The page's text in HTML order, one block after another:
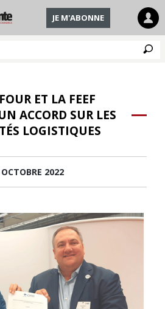
JE M'ABONNE
ET LA FEEF
ACCORD SUR LES
LOGISTIQUES
2022